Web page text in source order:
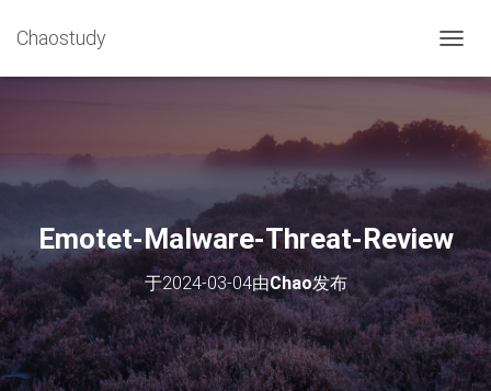
Chaostudy
换
Emotet-Malware-Threat-Review
于2024-03-04由Chao发布